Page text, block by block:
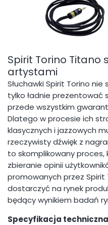
Spirit Torino Titano
artystami
Słuchawki Spirit Torino
tylko ładnie prezentować
przede wszystkim
Dlatego w procesie ich
klasycznych i jazzowych
rzeczywisty dźwięk z
to skomplikowany proces,
zbieranie opinii
promowanych przez
dostarczyć na rynek
będący wynikiem badań
Specyfikacja